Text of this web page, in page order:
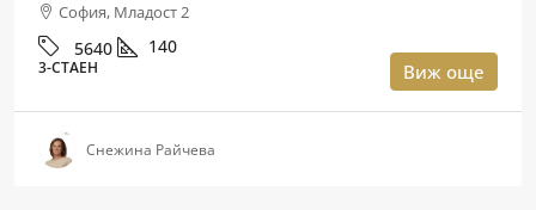
София, Младост 2
5640 140
3-СТАЕН Виж още
Снежина Райчева